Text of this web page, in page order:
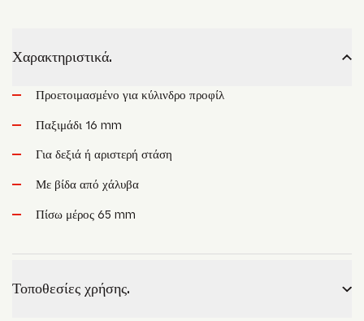
Χαρακτηριστικά.
Προετοιμασμένο για κύλινδρο προφίλ
Παξιμάδι 16 mm
Για δεξιά ή αριστερή στάση
Με βίδα από χάλυβα
Πίσω μέρος 65 mm
Τοποθεσίες χρήσης.